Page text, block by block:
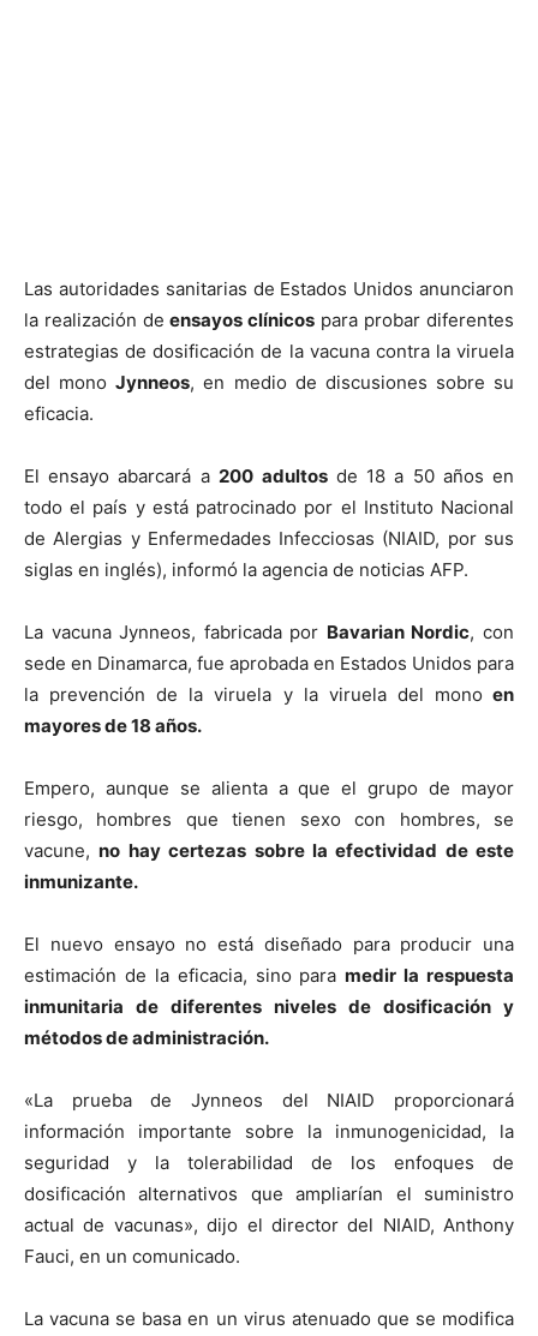
Las autoridades sanitarias de Estados Unidos anunciaron
la realización de ensayos clínicos para probar diferentes
estrategias de dosificación de la vacuna contra la viruela
del monoJynneos, en medio de discusiones sobre su
eficacia.
El ensayo abarcará a 200 adultosde 18 a 50 años en
todo el país y está patrocinado por el Instituto Nacional
de Alergias y Enfermedades Infecciosas (NIAID, por sus
siglas en inglés), informó la agencia de noticias AFP.
La vacuna Jynneos, fabricada por Bavarian Nordic, con
sede en Dinamarca, fue aprobada en Estados Unidos para
la prevención de la viruela y la viruela del mono en
mayores de 18 años.
Empero, aunque se alienta a que el grupo de mayor
riesgo, hombres que tienen sexo con hombres, se
vacune,no hay certezas sobre la efectividad de este
inmunizante.
El nuevo ensayo no está diseñado para producir una
estimación de la eficacia, sino paramedir la respuesta
inmunitaria de diferentes niveles de dosificación y
métodos de administración.
«La prueba de Jynneos del NIAID proporcionará
información importante sobre la inmunogenicidad, la
seguridad y la tolerabilidad de los enfoques de
dosificación alternativos que ampliarían el suministro
actual de vacunas», dijo el director del NIAID, Anthony
Fauci, en un comunicado.
La vacuna se basa en un virus atenuado que se modifica